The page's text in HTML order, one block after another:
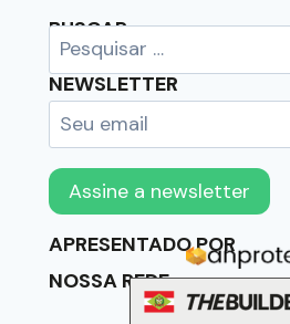
BUSCAR
NEWSLETTER
APRESENTADO POR
NOSSA REDE